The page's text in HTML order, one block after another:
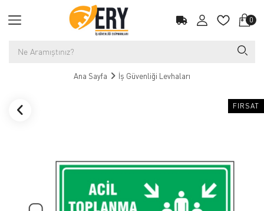
0
Ana Sayfa İş Güvenliği Levhaları
FIRSAT